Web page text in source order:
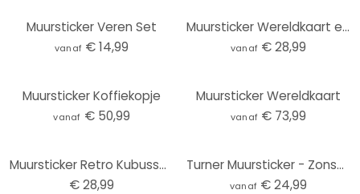
Muursticker Veren Set
vanaf € 14,99
Muursticker Wereldkaart eenvoudigweg
vanaf € 28,99
Muursticker Koffiekopje
vanaf € 50,99
Muursticker Wereldkaart
vanaf € 73,99
Muursticker Retro Kubussen 2-kleurig
€ 28,99
Turner Muursticker - Zonsondergang over een meer - Rond
vanaf € 24,99